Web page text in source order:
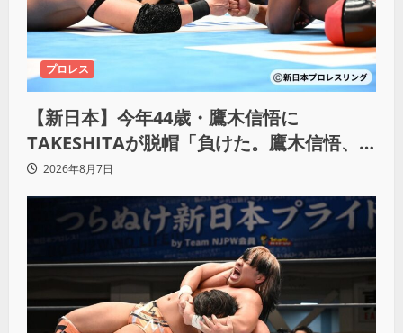
プロレス
【新日本】今年44歳・鷹木信悟に
TAKESHITAが脱帽「負けた。鷹木信悟、
強いわ！」
2026年8月7日